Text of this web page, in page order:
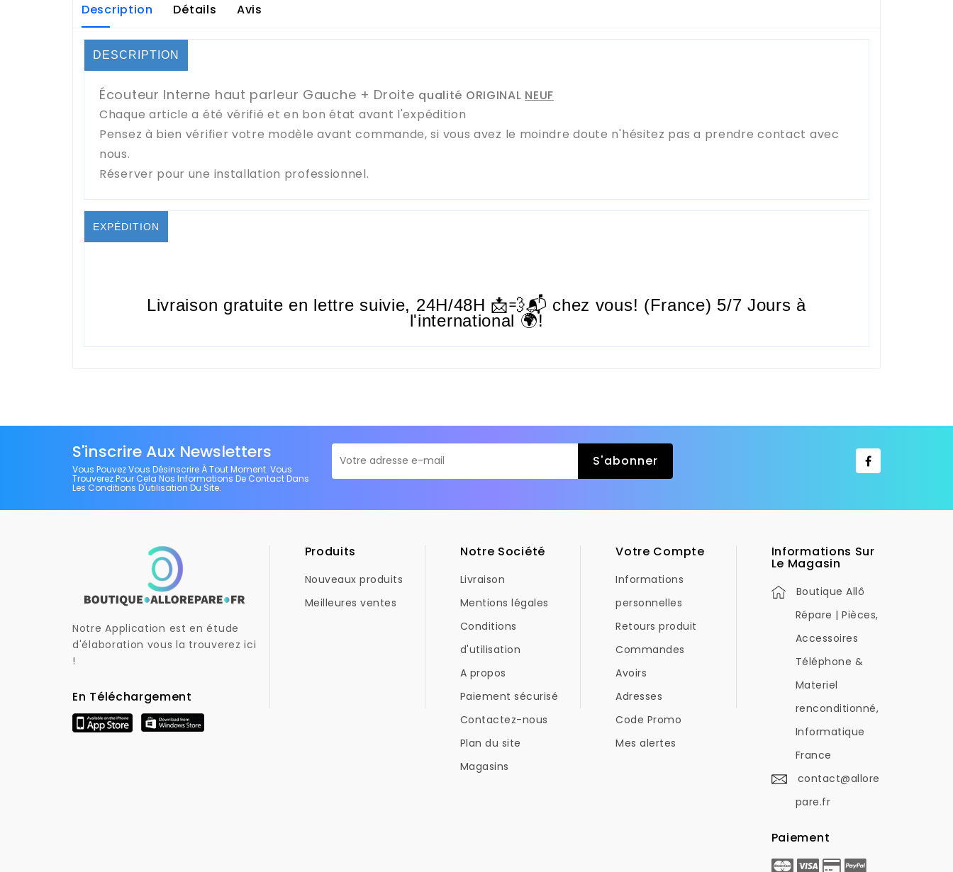
Description Détails Avis
DESCRIPTION
Écouteur Interne haut parleur Gauche + Droite qualité ORIGINAL NEUF
Chaque article a été vérifié et en bon état avant l'expédition
Pensez à bien vérifier votre modèle avant commande, si vous avez le moindre doute n'hésitez pas a prendre contact avec
nous.
Réserver pour une installation professionnel.
EXPÉDITION
Livraison gratuite en lettre suivie, 24H/48H 📩💨📬 chez vous! (France) 5/7 Jours à
l'international 🌍!
S'inscrire Aux Newsletters
Vous Pouvez Vous Désinscrire À Tout Moment. Vous
Trouverez Pour Cela Nos Informations De Contact Dans
Les Conditions D'utilisation Du Site.
Notre Application est en étude
d'élaboration vous la trouverez ici
!
En Téléchargement
Produits
Nouveaux produits
Meilleures ventes
Notre Société
Livraison
Mentions légales
Conditions
d'utilisation
A propos
Paiement sécurisé
Contactez-nous
Plan du site
Magasins
Votre Compte
Informations
personnelles
Retours produit
Commandes
Avoirs
Adresses
Code Promo
Mes alertes
Informations Sur
Le Magasin
Boutique Allô
Répare | Pièces,
Accessoires
Téléphone &
Materiel
renconditionné,
Informatique
France
contact@allore
pare.fr
Paiement